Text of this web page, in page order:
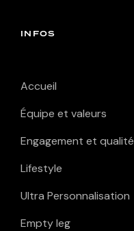
INFOS
Accueil
Équipe et valeurs
Engagement et qualité
Lifestyle
Ultra Personnalisation
Empty leg